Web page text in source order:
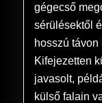
gégecső
sérülésektől
hosszú
Kifejezetten
javasolt,
külső falain